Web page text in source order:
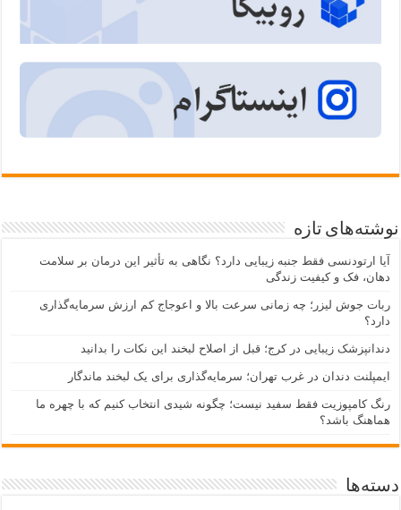
نوشته‌های تازه
آیا ارتودنسی فقط جنبه زیبایی دارد؟ نگاهی به تأثیر این درمان بر سلامت
دهان، فک و کیفیت زندگی
ربات جوش لیزر؛ چه زمانی سرعت بالا و اعوجاج کم ارزش سرمایه‌گذاری
دارد؟
دندانپزشک زیبایی در کرج؛ قبل از اصلاح لبخند این نکات را بدانید
ایمپلنت دندان در غرب تهران؛ سرمایه‌گذاری برای یک لبخند ماندگار
رنگ کامپوزیت فقط سفید نیست؛ چگونه شیدی انتخاب کنیم که با چهره ما
هماهنگ باشد؟
دسته‌ها